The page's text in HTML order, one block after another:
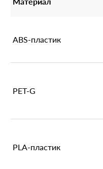
ABS-пластик
PET-G
PLA-пластик